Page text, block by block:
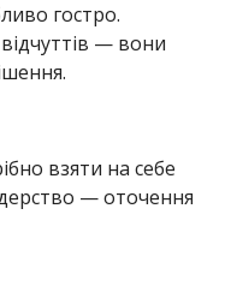
гостро.
— вони
взяти на себе
— оточення